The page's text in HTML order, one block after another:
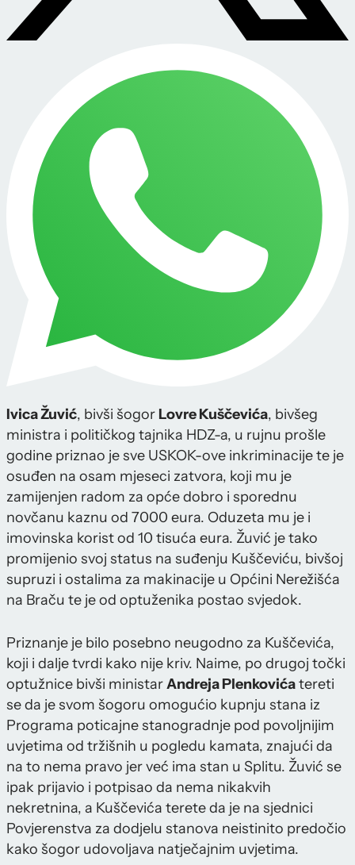
Ivica Žuvić, bivši šogor Lovre Kuščevića, bivšeg
ministra i političkog tajnika HDZ-a, u rujnu prošle
godine priznao je sve USKOK-ove inkriminacije te je
osuđen na osam mjeseci zatvora, koji mu je
zamijenjen radom za opće dobro i sporednu
novčanu kaznu od 7000 eura. Oduzeta mu je i
imovinska korist od 10 tisuća eura. Žuvić je tako
promijenio svoj status na suđenju Kuščeviću, bivšoj
supruzi i ostalima za makinacije u Općini Nerežišća
na Braču te je od optuženika postao svjedok.
Priznanje je bilo posebno neugodno za Kuščevića,
koji i dalje tvrdi kako nije kriv. Naime, po drugoj točki
optužnice bivši ministarAndreja Plenkovićatereti
se da je svom šogoru omogućio kupnju stana iz
Programa poticajne stanogradnje pod povoljnijim
uvjetima od tržišnih u pogledu kamata, znajući da
na to nema pravo jer već ima stan u Splitu. Žuvić se
ipak prijavio i potpisao da nema nikakvih
nekretnina, a Kuščevića terete da je na sjednici
Povjerenstva za dodjelu stanova neistinito predočio
kako šogor udovoljava natječajnim uvjetima.